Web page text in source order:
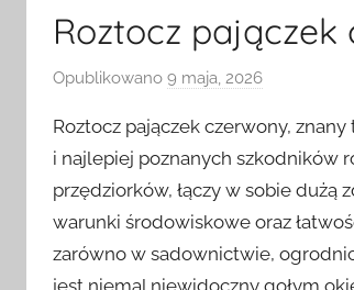
Roztocz
Opublikowano 9 maja, 2026
z
e
z
Roztocz pajączek czerwony, znany
i najlepiej poznanych szkodników
przędziorków, łączy w sobie dużą
warunki środowiskowe oraz
zarówno w sadownictwie,
jest niemal niewidoczny gołym